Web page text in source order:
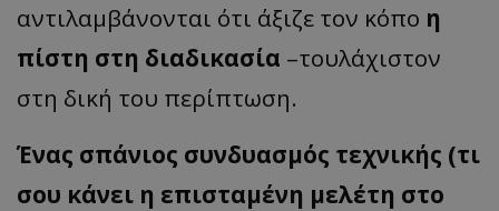
αντιλαμβάνονται ότι άξιζε τον κόπο η
πίστη στη διαδικασία –τουλάχιστον
στη δική του περίπτωση.
Ένας σπάνιος συνδυασμός τεχνικής (τι
σου κάνει η επισταμένη μελέτη στο